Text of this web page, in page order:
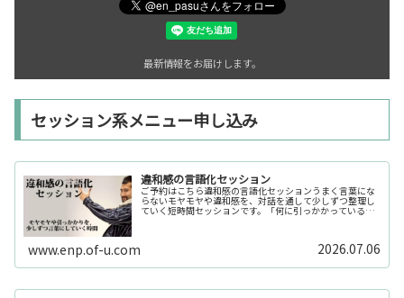
最新情報をお届けします。
セッション系メニュー申し込み
違和感の言語化セッション
ご予約はこちら違和感の言語化セッションうまく言葉にな
らないモヤモヤや違和感を、対話を通して少しずつ整理し
ていく短時間セッションです。「何に引っかかっているの
www.enp.of-u.com 2026.07.06